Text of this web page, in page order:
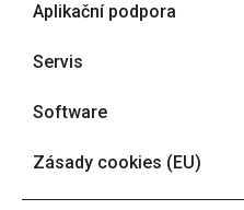
Aplikační podpora
Servis
Software
Zásady cookies (EU)